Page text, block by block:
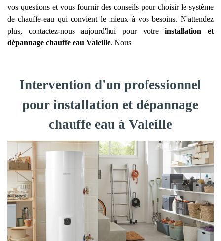
vos questions et vous fournir des conseils pour choisir le système
de chauffe-eau qui convient le mieux à vos besoins. N'attendez
plus, contactez-nous aujourd'hui pour votreinstallation et
dépannage chauffe eau Valeille. Nous
Intervention d'un professionnel
pour installation et dépannage
chauffe eau à Valeille